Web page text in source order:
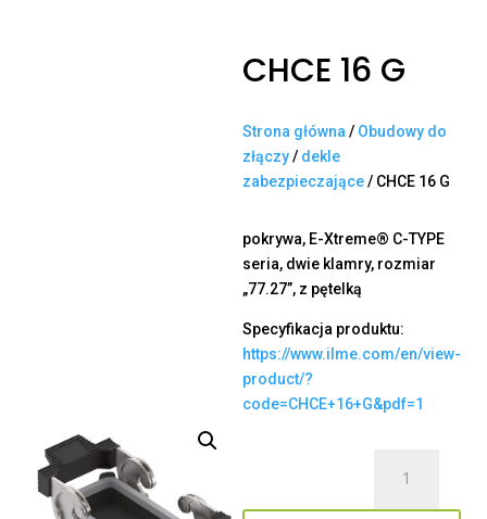
CHCE 16 G
Strona główna / Obudowy do
złączy/ dekle
zabezpieczające/ CHCE 16 G
pokrywa, E-Xtreme® C-TYPE
seria, dwie klamry, rozmiar
„77.27”, z pętelką
Specyfikacja produktu:
https://www.ilme.com/en/view-
product/?
code=CHCE+16+G&pdf=1
CHCE
16